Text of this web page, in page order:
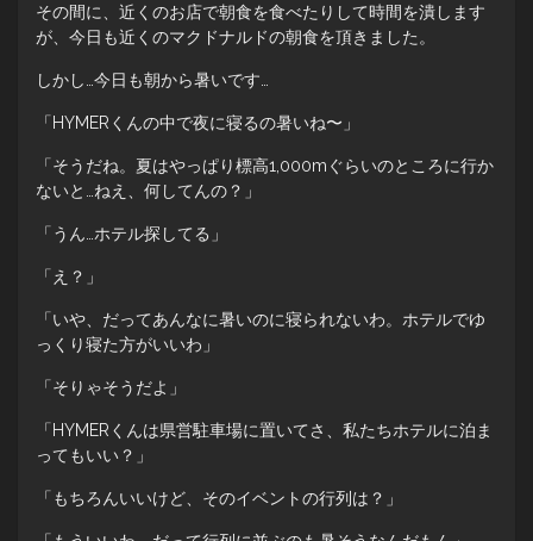
その間に、近くのお店で朝食を食べたりして時間を潰します
が、今日も近くのマクドナルドの朝食を頂きました。
しかし…今日も朝から暑いです…
「HYMERくんの中で夜に寝るの暑いね〜」
「そうだね。夏はやっぱり標高1,000mぐらいのところに行か
ないと…ねえ、何してんの？」
「うん…ホテル探してる」
「え？」
「いや、だってあんなに暑いのに寝られないわ。ホテルでゆ
っくり寝た方がいいわ」
「そりゃそうだよ」
「HYMERくんは県営駐車場に置いてさ、私たちホテルに泊ま
ってもいい？」
「もちろんいいけど、そのイベントの行列は？」